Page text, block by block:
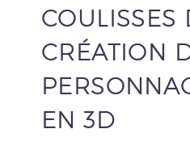
COULISSES
CRÉATION
EN 3D